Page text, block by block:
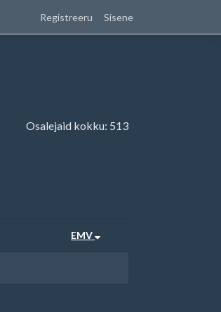
Registreeru Sisene
Osalejaid kokku: 513
EMV